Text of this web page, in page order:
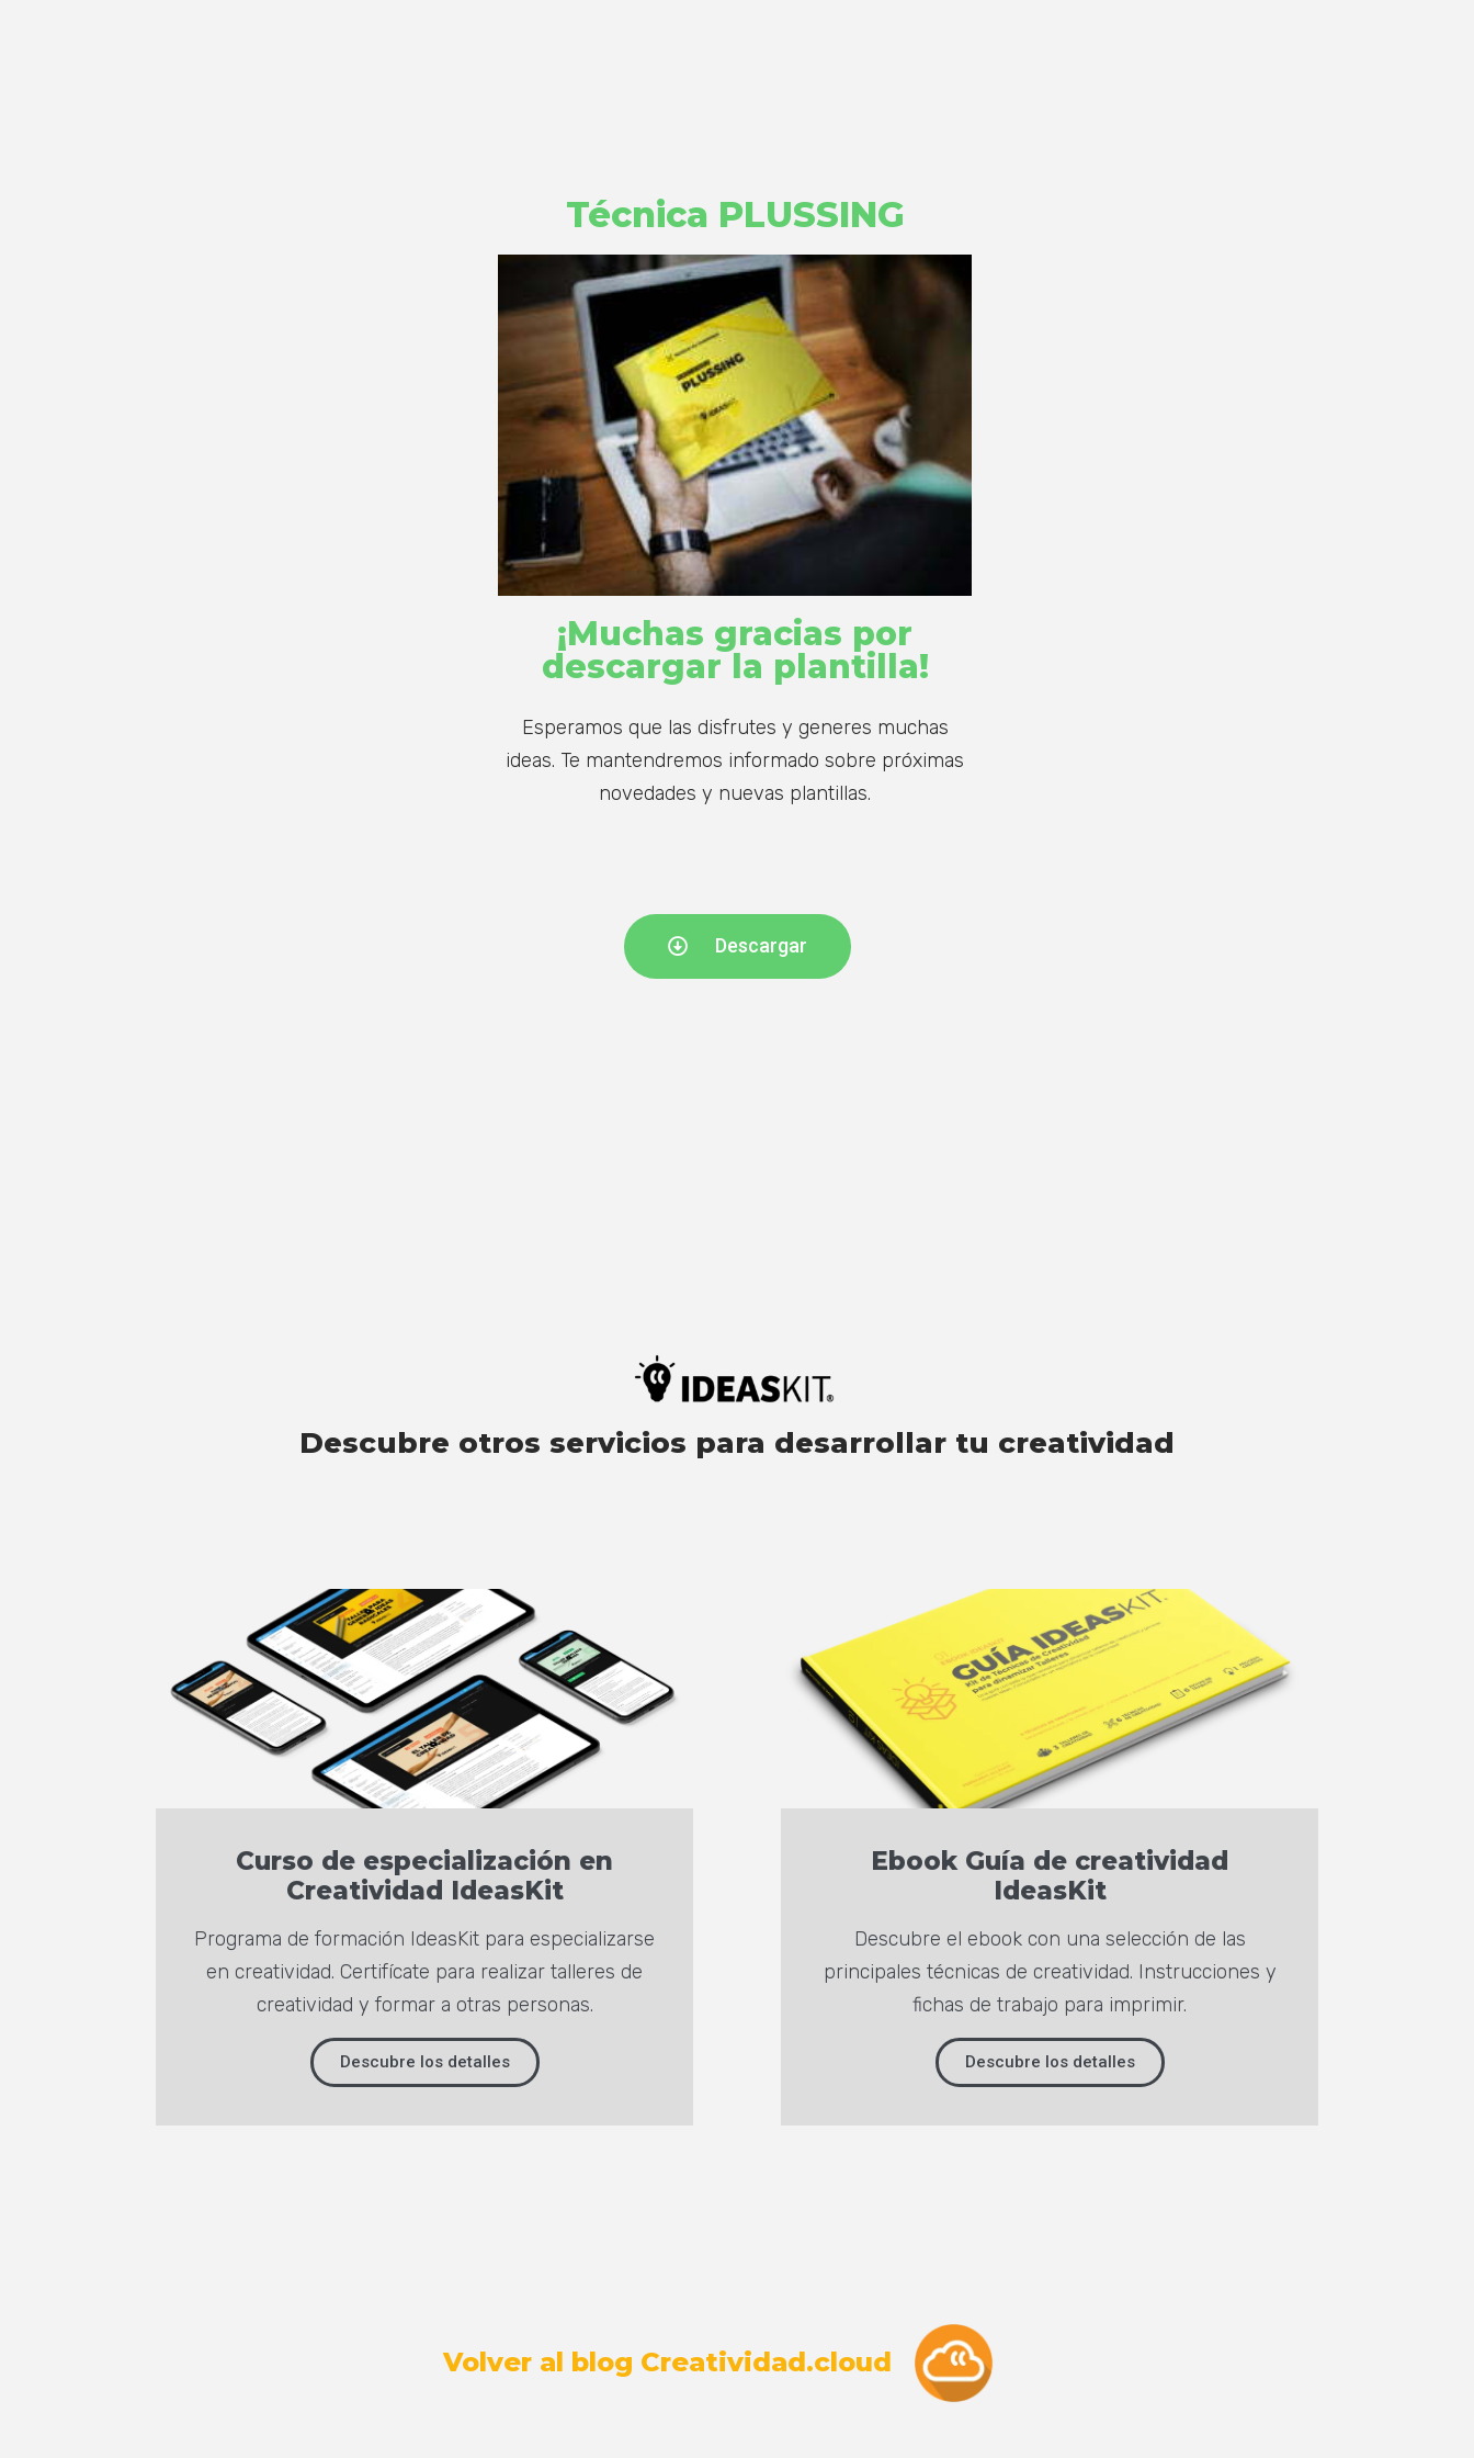
Técnica PLUSSING
¡Muchas gracias por
descargar la plantilla!
Esperamos que las disfrutes y generes muchas
ideas. Te mantendremos informado sobre próximas
novedades y nuevas plantillas.
Descargar
Descubre otros servicios para desarrollar tu creatividad
Curso de especialización en
Creatividad IdeasKit
Programa de formación IdeasKit para especializarse
en creatividad. Certifícate para realizar talleres de
creatividad y formar a otras personas.
Descubre los detalles
Ebook Guía de creatividad
IdeasKit
Descubre el ebook con una selección de las
principales técnicas de creatividad. Instrucciones y
fichas de trabajo para imprimir.
Descubre los detalles
Volver al blog Creatividad.cloud